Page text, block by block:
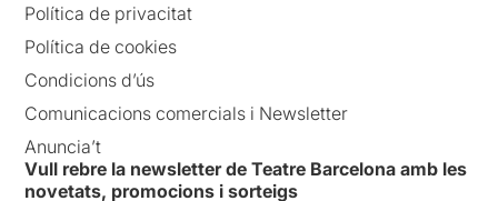
Política de privacitat
Política de cookies
Condicions d’ús
Comunicacions comercials i Newsletter
Anuncia’t
Vull rebre la newsletter de Teatre Barcelona amb les
novetats, promocions i sorteigs